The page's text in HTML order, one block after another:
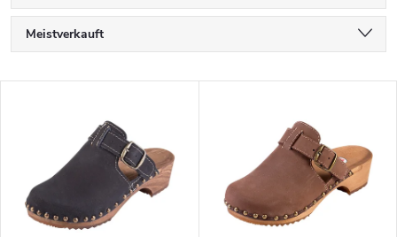
r
o
Meistverkauft
Alphabetisch